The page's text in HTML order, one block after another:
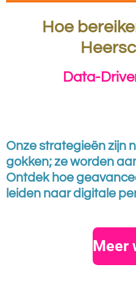
Hoe
Data-
Onze strategieën zijn
gokken; ze worden
Ontdek hoe
leiden naar digitale
Meer